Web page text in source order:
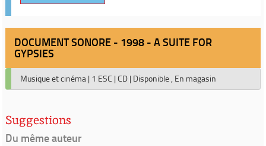
DOCUMENT SONORE - 1998 - A SUITE FOR
GYPSIES
Musique et cinéma | 1 ESC | CD | Disponible , En magasin
Suggestions
Du même auteur